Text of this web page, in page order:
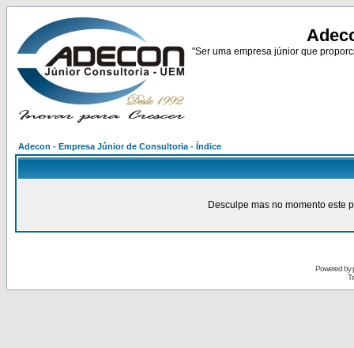
"Ser uma empresa júnior que
Adecon - Empresa Júnior de Consultoria - Índice
Desculpe mas no momento este
Powered by